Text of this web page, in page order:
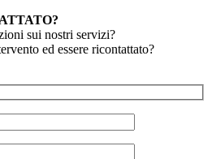
sui nostri servizi?
ed essere ricontattato?